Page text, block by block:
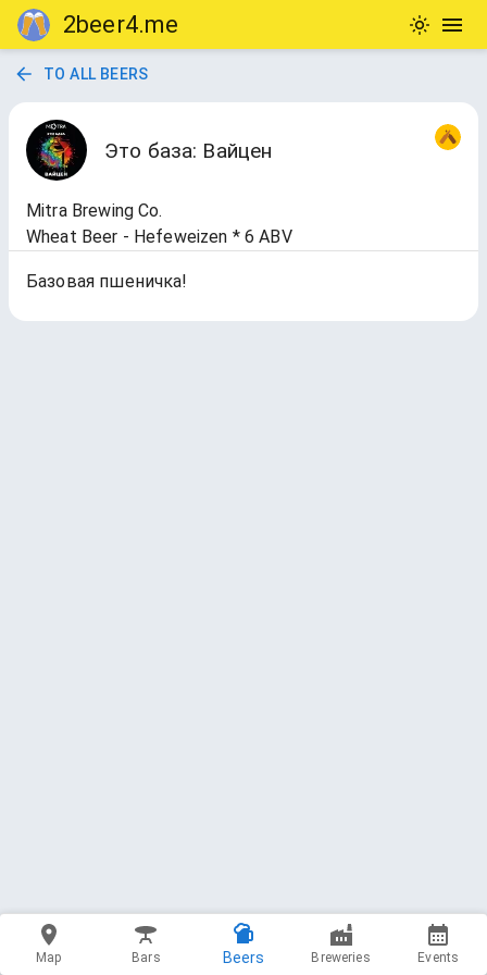
2beer4.me
TO ALL BEERS
Это база: Вайцен
Mitra Brewing Co.
Wheat Beer - Hefeweizen * 6 ABV
Базовая пшеничка!
Map Bars Beers Breweries Events